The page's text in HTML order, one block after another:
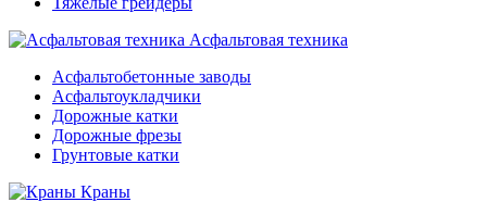
Асфальтовая техника
Асфальтобетонные заводы
Асфальтоукладчики
Дорожные катки
Дорожные фрезы
Грунтовые катки
Краны